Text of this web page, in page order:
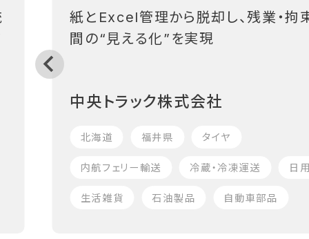
紙とExcel管理から脱却し、残業・拘
間の“見える化”を実現
中央トラック株式会社
北海道 福井県 タイヤ
内航フェリー輸送 冷蔵・冷凍運送 日
生活雑貨 石油製品 自動車部品